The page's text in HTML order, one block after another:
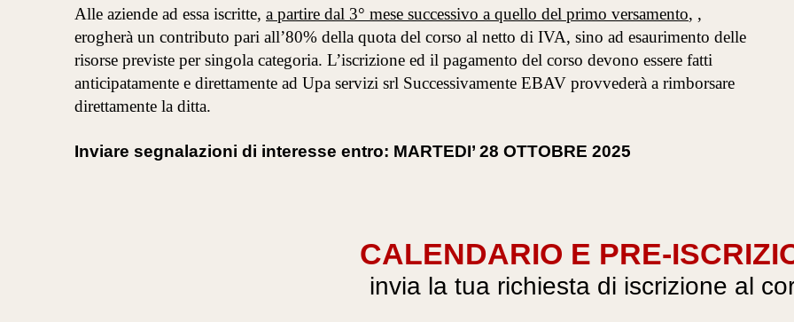
Alle aziende ad essa iscritte, a partire dal 3° mese successivo a quello del primo versamento, ,
erogherà un contributo pari all’80% della quota del corso al netto di IVA, sino ad esaurimento delle
risorse previste per singola categoria. L’iscrizione ed il pagamento del corso devono essere fatti
anticipatamente e direttamente ad Upa servizi srl Successivamente EBAV provvederà a rimborsare
direttamente la ditta.
Inviare segnalazioni di interesse entro: MARTEDI’ 28 OTTOBRE 2025
CALENDARIO E PRE-
invia la tua richiesta di iscrizione al